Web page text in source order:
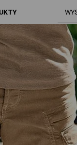
sepia